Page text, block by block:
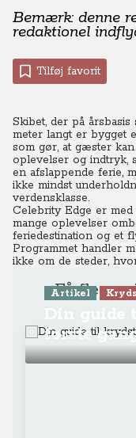
Bemærk: denne
redaktionel
Tilføj favorit
Skibet, der på
meter langt er bygget
som gør, at gæster
oplevelser og indtryk,
en afslappende ferie,
ikke mindst
verdensklasse.
Celebrity Edge er
mange oplevelser
feriedestination og et
Programmet handler
ikke om de steder,
Få flere
Artikel
første